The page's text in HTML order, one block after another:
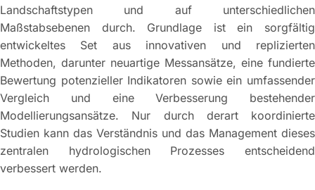
Landschaftstypen und auf unterschiedlichen
Maßstabsebenen durch. Grundlage ist ein sorgfältig
entwickeltes Set aus innovativen und replizierten
Methoden, darunter neuartige Messansätze, eine fundierte
Bewertung potenzieller Indikatoren sowie ein umfassender
Vergleich und eine Verbesserung bestehender
Modellierungsansätze. Nur durch derart koordinierte
Studien kann das Verständnis und das Management dieses
zentralen hydrologischen Prozesses entscheidend
verbessert werden.